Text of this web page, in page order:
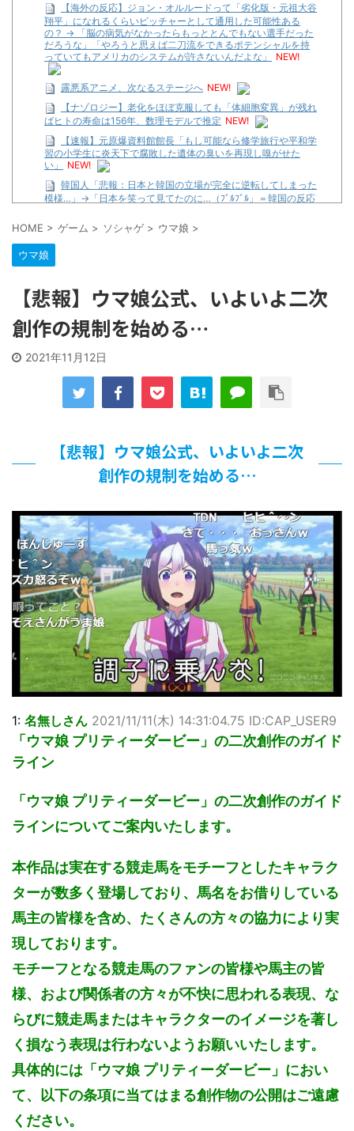
【海外の反応】ジョン・オルルードって「劣化版・元祖大谷
翔平」になれるくらいピッチャーとして通用した可能性ある
の？ → 「脳の病気がなかったらもっととんでもない選手だった
だろうな」「やろうと思えば二刀流をできるポテンシャルを持
っていてもアメリカのシステムが許さないんだよな」
NEW!
露悪系アニメ、次なるステージへ NEW!
【ナゾロジー】老化をほぼ克服しても「体細胞変異」が残れ
ばヒトの寿命は156年、数理モデルで推定 NEW!
【速報】元原爆資料館館長「もし可能なら修学旅行や平和学
習の小学生に炎天下で腐敗した遺体の臭いを再現し嗅がせた
い」
NEW!
韓国人「悲報：日本と韓国の立場が完全に逆転してしまった
模様…」→「日本を笑って見てたのに…（ﾌﾞﾙﾌﾞﾙ」＝韓国の反応
【遊戯王】いつ見ても覚醒だけ地属性との関連が意味不明だ
な…
な…
【ギャルゲ】「千恋*万花」のアニメ化決定でKOTOKOが主
【R-18】真・女神転生 Road to the Transcendence【二次
創作】 第２０話
北原ももさんの挑発!!!
美少女図鑑AWARD2026グランプリ・榎本彩乃、グラビア披
露！透明感が凄い！！
てしまう…
【画像】『プリズマ☆イリヤ』の新グッズ、流石に一線を越
えてしまう
北原ももさんの挑発!!!
【画像】顔100点、体30点の女ｗｗｗ
…背が高い娘
佐藤絢音ちゃん(11)が万バズ！！
「洋画に日本版主題歌は必要か?」論争
超能力が使えるようになったので限界まで極める事にした件
その２
北原ももさんの挑発!!!
【画像】『プリズマ☆イリヤ』の新グッズ、流石に一線を越
えてしまう
体する前から面白いんだよなぁ
す。
【信長の野望・新生】米問屋をどういう時にどこに建てるの
かわからない
Powered by livedoor 相互RSS
HOME > ゲーム > ソシャゲ > ウマ娘 >
ウマ娘
【悲報】ウマ娘公式、いよいよ二次
創作の規制を始める…
2021年11月12日
【悲報】ウマ娘公式、いよいよ二次
創作の規制を始める…
1: 名無しさん 2021/11/11(木) 14:31:04.75 ID:CAP_USER9
「ウマ娘 プリティーダービー」の二次創作のガイド
ライン
「ウマ娘 プリティーダービー」の二次創作のガイド
ラインについてご案内いたします。
本作品は実在する競走馬をモチーフとしたキャラク
ターが数多く登場しており、馬名をお借りしている
馬主の皆様を含め、たくさんの方々の協力により実
現しております。
モチーフとなる競走馬のファンの皆様や馬主の皆
様、および関係者の方々が不快に思われる表現、な
らびに競走馬またはキャラクターのイメージを著し
く損なう表現は行わないようお願いいたします。
具体的には「ウマ娘 プリティーダービー」におい
て、以下の条項に当てはまる創作物の公開はご遠慮
ください。